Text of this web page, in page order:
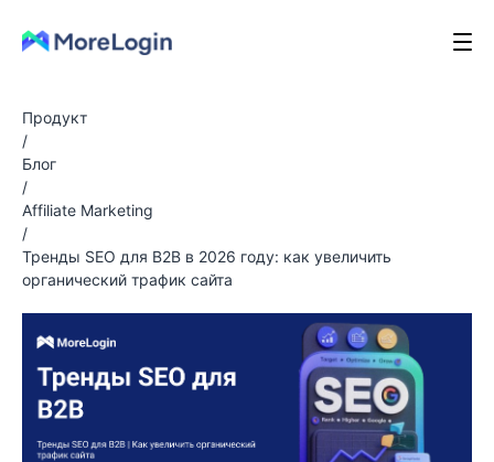
Продукт
/
Блог
/
Affiliate Marketing
/
Тренды SEO для B2B в 2026 году: как увеличить
органический трафик сайта